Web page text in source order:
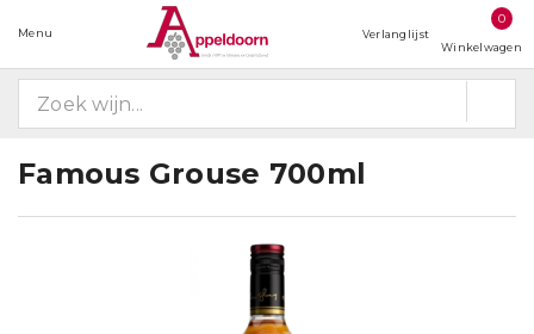
Menu Verlanglijst
0
Winkelwagen
Famous Grouse 700ml